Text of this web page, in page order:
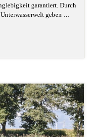
garantiert. Durch
geben …